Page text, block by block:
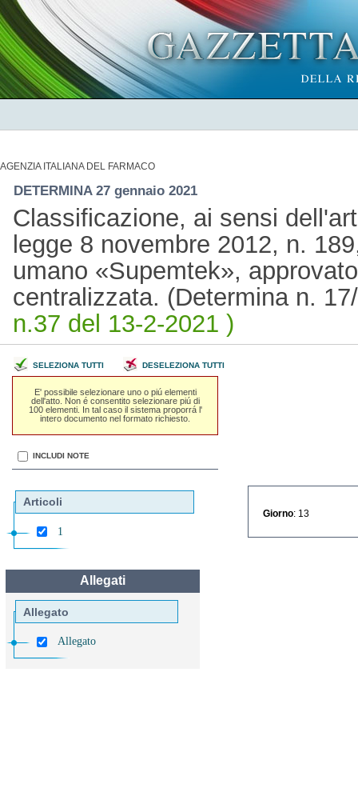
AGENZIA ITALIANA DEL FARMACO
DETERMINA 27 gennaio 2021
Classificazione, ai sensi
legge 8 novembre 2012, n.
umano «Supemtek»,
centralizzata. (Determina n.
n.37 del 13-2-2021 )
SELEZIONA TUTTI DESELEZIONA TUTTI
E' possibile selezionare uno o piú elementi
dell'atto. Non é consentito selezionare piú di
100 elementi. In tal caso il sistema proporrá l'
intero documento nel formato richiesto.
INCLUDI NOTE
Articoli
1
Allegati
Allegato
Allegato
Giorno : 13